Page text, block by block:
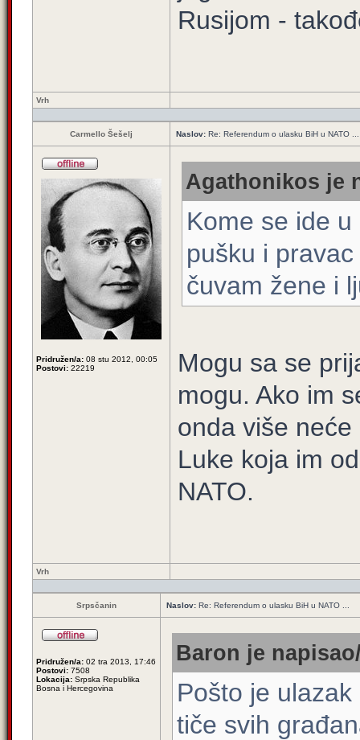
Rusijom -
Vrh
Carmello Šešelj Naslov: Re: Referendum o ulasku BiH u NATO ...
Pridružen/a: 08 stu 2012, 00:05
Postovi: 22219
Agathonikos je
Kome se ide
pušku i
čuvam žene i
Mogu sa se
mogu. Ako im
onda više
Luke koja im
NATO.
Vrh
Srpsčanin Naslov: Re: Referendum o ulasku BiH u NATO ...
Pridružen/a: 02 tra 2013, 17:46
Postovi: 7508
Lokacija: Srpska Republika
Bosna i Hercegovina
Baron je
Pošto je
tiče svih